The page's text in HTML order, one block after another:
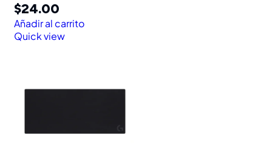
$24.00
Añadir al carrito
Quick view